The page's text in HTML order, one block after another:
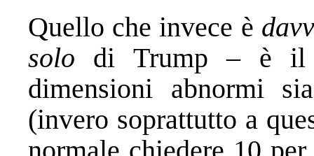
Quello che invece è
solo di Trump – è il
dimensioni abnormi
(invero soprattutto a